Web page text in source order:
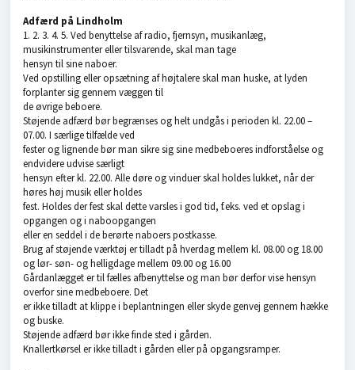
Adfærd på Lindholm
1. 2. 3. 4. 5. Ved benyttelse af radio, fjernsyn, musikanlæg,
musikinstrumenter eller tilsvarende, skal man tage
hensyn til sine naboer.
Ved opstilling eller opsætning af højtalere skal man huske, at lyden
forplanter sig gennem væggen til
de øvrige beboere.
Støjende adfærd bør begrænses og helt undgås i perioden kl. 22.00 –
07.00. I særlige tilfælde ved
fester og lignende bør man sikre sig sine medbeboeres indforståelse og
endvidere udvise særligt
hensyn efter kl. 22.00. Alle døre og vinduer skal holdes lukket, når der
høres høj musik eller holdes
fest. Holdes der fest skal dette varsles i god tid, f.eks. ved et opslag i
opgangen og i naboopgangen
eller en seddel i de berørte naboers postkasse.
Brug af støjende værktøj er tilladt på hverdag mellem kl. 08.00 og 18.00
og lør- søn- og helligdage mellem 09.00 og 16.00
Gårdanlægget er til fælles afbenyttelse og man bør derfor vise hensyn
overfor sine medbeboere. Det
er ikke tilladt at klippe i beplantningen eller skyde genvej gennem hække
og buske.
Støjende adfærd bør ikke finde sted i gården.
Knallertkørsel er ikke tilladt i gården eller på opgangsramper.